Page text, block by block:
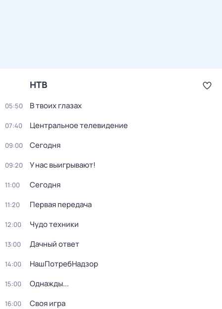
НТВ
05:50 В твоих глазах
07:40 Центральное телевидение
09:00 Сегодня
09:20 У нас выигрывают!
11:00 Сегодня
11:20 Первая передача
12:00 Чудо техники
13:00 Дачный ответ
14:00 НашПотребНадзор
15:00 Однажды...
16:00 Своя игра